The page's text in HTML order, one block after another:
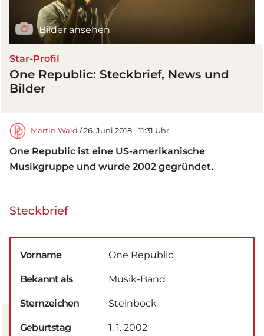
Bilder ansehen
Star-Profil
One Republic: Steckbrief, News und
Bilder
Martin Wald / 26. Juni 2018 - 11:31 Uhr
One Republic ist eine US-amerikanische
Musikgruppe und wurde 2002 gegründet.
Steckbrief
Vorname One Republic
Bekannt als Musik-Band
Sternzeichen Steinbock
Geburtstag 1. 1. 2002